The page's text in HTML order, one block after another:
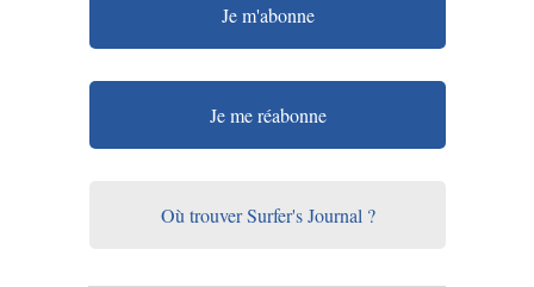
Je m'abonne
Je me réabonne
Où trouver Surfer's Journal ?